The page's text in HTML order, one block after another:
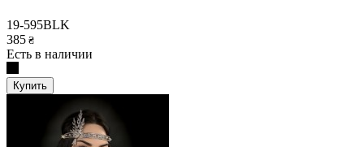
19-595BLK
385 ₴
Есть в наличии
Купить